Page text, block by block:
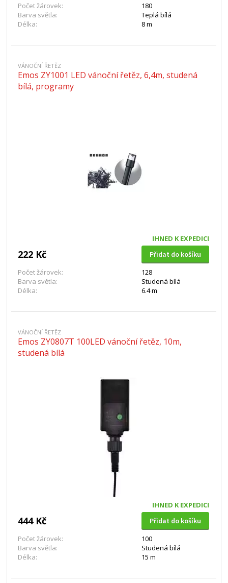
Počet žárovek:
180
Barva světla:
Teplá bílá
Délka:
8 m
VÁNOČNÍ ŘETĚZ
Emos ZY1001 LED vánoční řetěz, 6,4m, studená
bílá, programy
IHNED K EXPEDICI
222 Kč
Přidat do košíku
Počet žárovek:
128
Barva světla:
Studená bílá
Délka:
6.4 m
VÁNOČNÍ ŘETĚZ
Emos ZY0807T 100LED vánoční řetěz, 10m,
studená bílá
IHNED K EXPEDICI
444 Kč
Přidat do košíku
Počet žárovek:
100
Barva světla:
Studená bílá
Délka:
15 m